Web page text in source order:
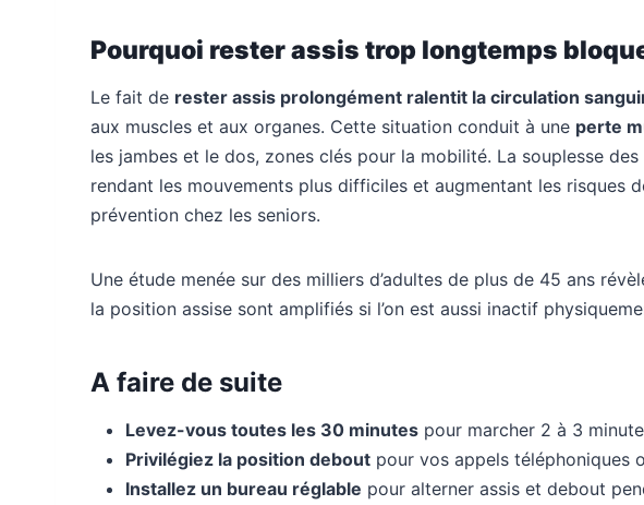
Pourquoi rester assis trop longtemps
Le fait de rester assis prolongément ralentit la circulation
aux muscles et aux organes. Cette situation conduit à une perte
les jambes et le dos, zones clés pour la mobilité. La souplesse
rendant les mouvements plus difficiles et augmentant les risques
prévention chez les seniors.
Une étude menée sur des milliers d’adultes de plus de 45 ans
la position assise sont amplifiés si l’on est aussi inactif
A faire de suite
Levez-vous toutes les 30 minutes pour marcher 2 à 3
Privilégiez la position debout pour vos appels téléphoniques
Installez un bureau réglable pour alterner assis et debout